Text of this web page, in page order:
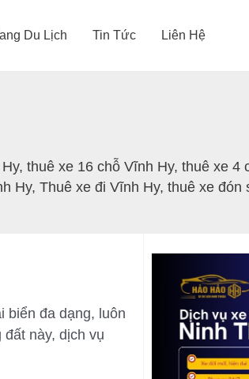
Du Lịch Tin Tức Liên Hệ
, thuê xe 16 chỗ Vĩnh Hy, thuê xe 4
Hy, Thuê xe đi Vĩnh Hy, thuê xe đón
biển đa dạng, luôn
này, dịch vụ